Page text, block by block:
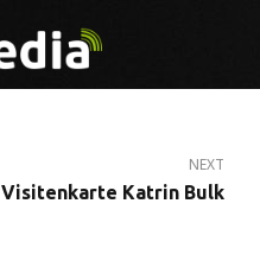
NEXT
Visitenkarte Katrin Bulk